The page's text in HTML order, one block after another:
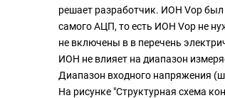
решает разработчик. ИОН Vop
самого АЦП, то есть ИОН Vop не
не включены в в перечень
ИОН не влияет на диапазон
Диапазон входного напряжения
На рисунке "Структурная схема